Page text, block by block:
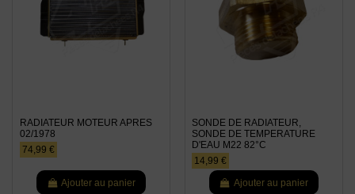
RADIATEUR MOTEUR APRES
02/1978
74,99 €
Ajouter au panier
SONDE DE RADIATEUR,
SONDE DE TEMPERATURE
D'EAU M22 82°C
14,99 €
Ajouter au panier